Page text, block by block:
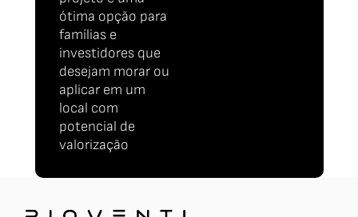
ótima opção para
famílias e
investidores que
desejam morar ou
aplicar em um
local com
potencial de
valorização